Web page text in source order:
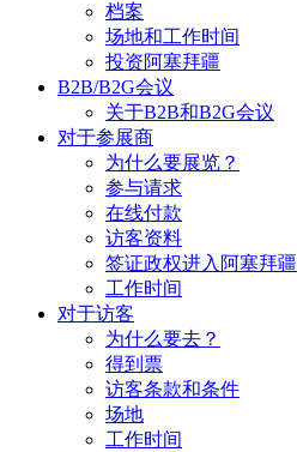
档案
场地和工作时间
投资阿塞拜疆
B2B/B2G会议
关于B2B和B2G会议
对于参展商
为什么要展览？
参与请求
在线付款
访客资料
签证政权进入阿塞拜疆
工作时间
对于访客
为什么要去？
得到票
访客条款和条件
场地
工作时间